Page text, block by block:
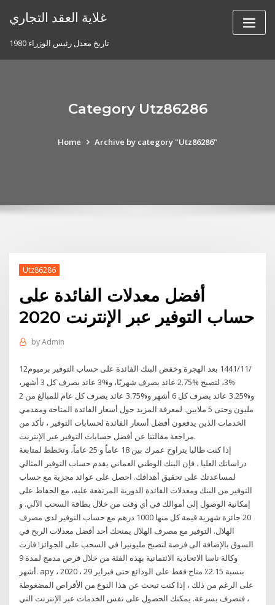
غلاية العقد التجاري
تاريخ معدل رئيس الوزراء 1980
Category Utz86286
Home Archive by category "Utz86286"
Utz86286
أفضل معدلات الفائدة على
حساب التوفير عبر الإنترنت 2020
byAdmin
12‏‏/11‏‏/1441 بعد الهجرة وخفض البنك الفائدة على حساب التوفير برميوم
%3، لتصبح %2.75 عائد يصرف شهريًا، و%3 عائد يصرف كل 3 أشهر،
و%3.25 عائد يصرف كل 6 أشهر و%3.75 عائد يصرف كل عام للمبالغ من 2
مليون وحتى 5 ملايين. لمعرفة المزيد حول أسعار الفائدة المتاحة ومقدمي
الخدمات الذين يدفعون أفضل أسعار الفائدة لحسابات التوفير ، تأكد من
مراجعة مقالتنا عن أفضل حسابات التوفير عبر الإنترنت.
إذا كنت طالبا يتراوح عمرك بين 18 عاماً و 25 عاماً، وتخطط لمتابعة
دراساتك العليا ، فإن البنك الوطني العماني يقدم حساب التوفير المثالي
لمساعدتك على تحقيق أهدافك. احصل على عوائد مجزية مع حساب
التوفير من البنك ومعدلات الفائدة الدورية المرتفعة عليه، مع الحفاظ على
إمكانية الوصول إلى أموالك في أي وقت من خلال بطاقة السحب الآلي. و
20 جائزة شهرية قيمة كل منها 1000 درهم مع حساب التوفير لدى مصرف
الهلال. التوفير مع مصرف الهلال يمنحك أحد أفضل معدلات الربح في
السوق بالإضافة الى فرصة لتصبح مليونيرا في السحب على الجوائز! فازت
وكالة ناسا الاتحادية الائتمانية بهذه الفئة من خلال قرص مدمج لمدة 9
أشهر. apy بنسبة 2.15٪ متاح فقط على الودائع حتى فبراير 29 ، 2020 ،
على الرغم من ذلك ، إذا كنت تبحث عن هذا النوع من الأقراص المضغوطة
، فتصرف بسرعة. يمكنك الحصول على نفس الخدمات عبر الإنترنت التي